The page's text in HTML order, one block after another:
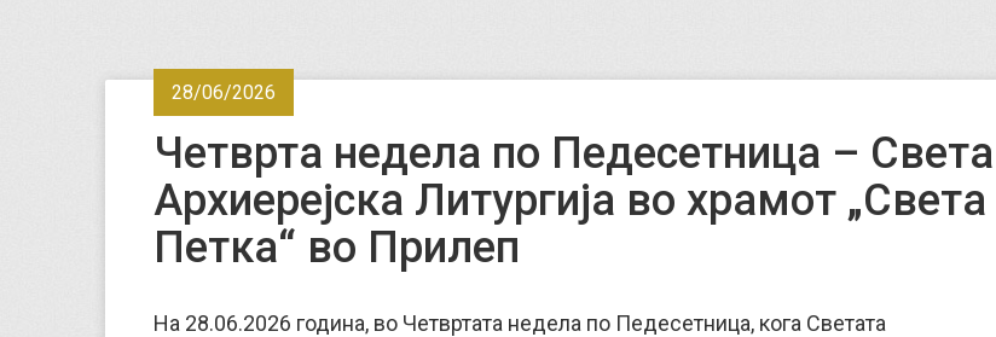
28/06/2026
Четврта недела по Педесетница – Света
Архиерејска Литургија во храмот „Света
Петка“ во Прилеп
На 28.06.2026 година, во Четвртата недела по Педесетница, кога Светата